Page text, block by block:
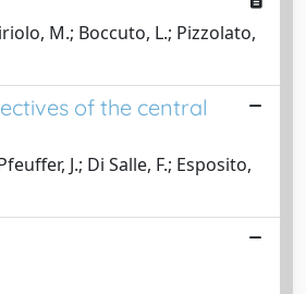
M.; Boccuto, L.; Pizzolato,
of the central
J.; Di Salle, F.; Esposito,